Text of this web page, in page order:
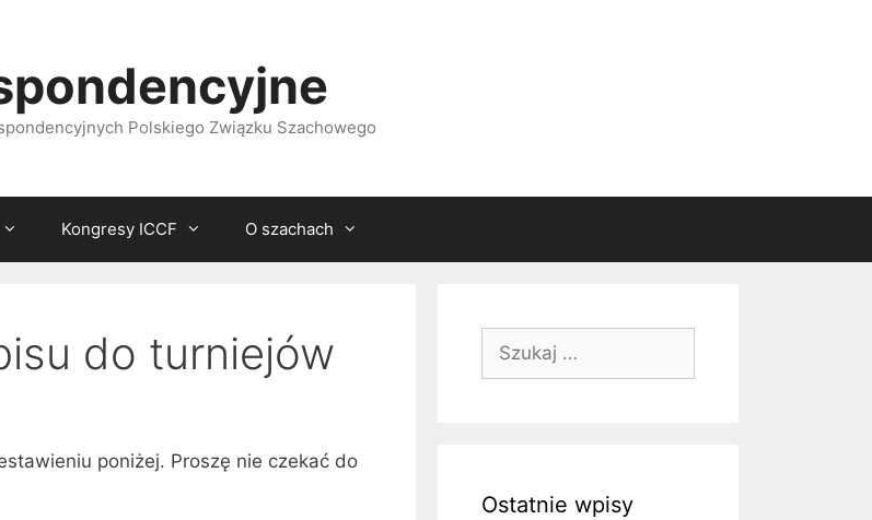
Polskiego Związku Szachowego
Kongresy ICCF O szachach
do turniejów
poniżej. Proszę nie czekać do
Ostatnie wpisy